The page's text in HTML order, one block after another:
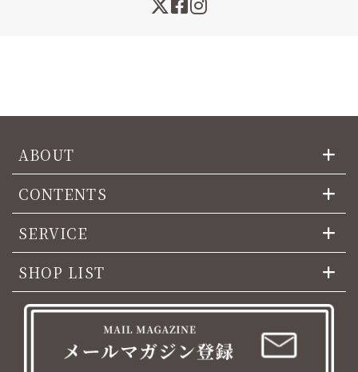
ABOUT
CONTENTS
SERVICE
SHOP LIST